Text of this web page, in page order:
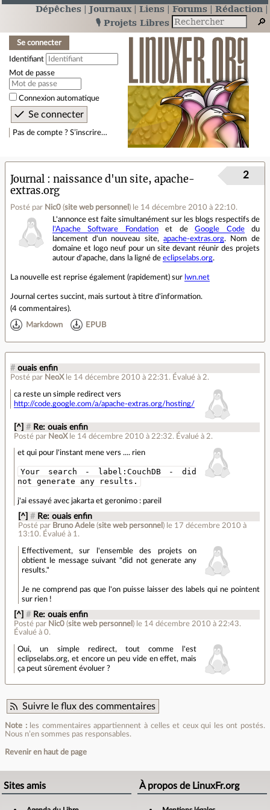
Dépêches Journaux Liens Forums
Rédaction
🎙️ Projets Libres
Se connecter
Identifiant
Mot de passe
Connexion automatique
Pas de compte ? S’inscrire…
Journal
naissance d'un site, apache-
extras.org
Posté par Nic0 (site web personnel ) le 14 décembre 2010 à 22:10.
2
L'annonce est faite simultanément sur les blogs respectifs de
l'Apache Software Fondationet deGoogle Codedu
lancement d'un nouveau site, apache-extras.org. Nom de
domaine et logo neuf pour un site devant réunir des projets
autour d'apache, dans la ligné de eclipselabs.org.
La nouvelle est reprise également (rapidement) sur lwn.net
Journal certes succint, mais surtout à titre d'information.
(4 commentaires).
Markdown EPUB
# ouais enfin
Posté par NeoX le 14 décembre 2010 à 22:31 . Évalué à 2.
ca reste un simple redirect vers
http://code.google.com/a/apache-extras.org/hosting/
[^] # Re: ouais enfin
Posté par NeoX le 14 décembre 2010 à 22:32. Évalué à 2.
et qui pour l'instant mene vers .... rien
Your search - label:CouchDB - did
not generate any results.
j'ai essayé avec jakarta et geronimo : pareil
[^] # Re: ouais enfin
Posté par Bruno Adele(site web personnel ) le 17 décembre 2010 à
13:10.Évalué à 1.
Effectivement, sur l'ensemble des projets on
obtient le message suivant "did not generate any
results."
Je ne comprend pas que l'on puisse laisser des labels qui ne pointent
sur rien !
[^] # Re: ouais enfin
Posté par Nic0 (site web personnel ) le 14 décembre 2010 à 22:43.
Évalué à0.
Oui, un simple redirect, tout comme l'est
eclipselabs.org, et encore un peu vide en effet, mais
ça peut sûrement évoluer ?
Suivre le flux des commentaires
Note :les commentaires appartiennent à celles et ceux qui les ont postés.
Nous n’en sommes pas responsables.
Revenir en haut de page
Sites amis À propos de LinuxFr.org